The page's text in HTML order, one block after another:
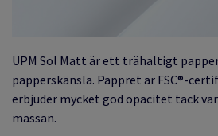
UPM Sol Matt är ett trähaltigt
papperskänsla. Pappret är FSC®-
erbjuder mycket god opacitet tack
massan.